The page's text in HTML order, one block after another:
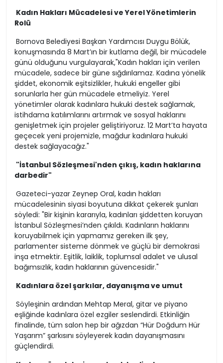
Kadın Hakları Mücadelesi ve Yerel Yönetimlerin
Rolü
Bornova Belediyesi Başkan Yardımcısı Duygu Bölük,
konuşmasında 8 Mart’ın bir kutlama değil, bir mücadele
günü olduğunu vurgulayarak,"Kadın hakları için verilen
mücadele, sadece bir güne sığdırılamaz. Kadına yönelik
şiddet, ekonomik eşitsizlikler, hukuki engeller gibi
sorunlarla her gün mücadele etmeliyiz. Yerel
yönetimler olarak kadınlara hukuki destek sağlamak,
istihdama katılımlarını artırmak ve sosyal haklarını
genişletmek için projeler geliştiriyoruz. 12 Mart’ta hayata
geçecek yeni projemizle, mağdur kadınlara hukuki
destek sağlayacağız."
"İstanbul Sözleşmesi'nden çıkış, kadın haklarına
darbedir"
Gazeteci-yazar Zeynep Oral, kadın hakları
mücadelesinin siyasi boyutuna dikkat çekerek şunları
söyledi: "Bir kişinin kararıyla, kadınları şiddetten koruyan
İstanbul Sözleşmesi’nden çıkıldı. Kadınların haklarını
koruyabilmek için yapmamız gereken ilk şey,
parlamenter sisteme dönmek ve güçlü bir demokrasi
inşa etmektir. Eşitlik, laiklik, toplumsal adalet ve ulusal
bağımsızlık, kadın haklarının güvencesidir."
Kadınlara özel şarkılar, dayanışma ve umut
Söyleşinin ardından Mehtap Meral, gitar ve piyano
eşliğinde kadınlara özel ezgiler seslendirdi. Etkinliğin
finalinde, tüm salon hep bir ağızdan “Hür Doğdum Hür
Yaşarım” şarkısını söyleyerek kadın dayanışmasını
güçlendirdi.